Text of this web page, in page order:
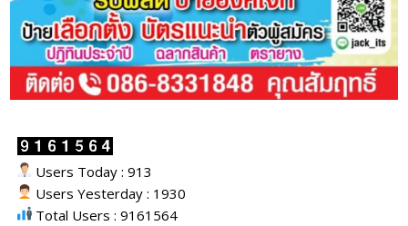
Users Today : 913
Users Yesterday : 1930
Total Users : 9161564